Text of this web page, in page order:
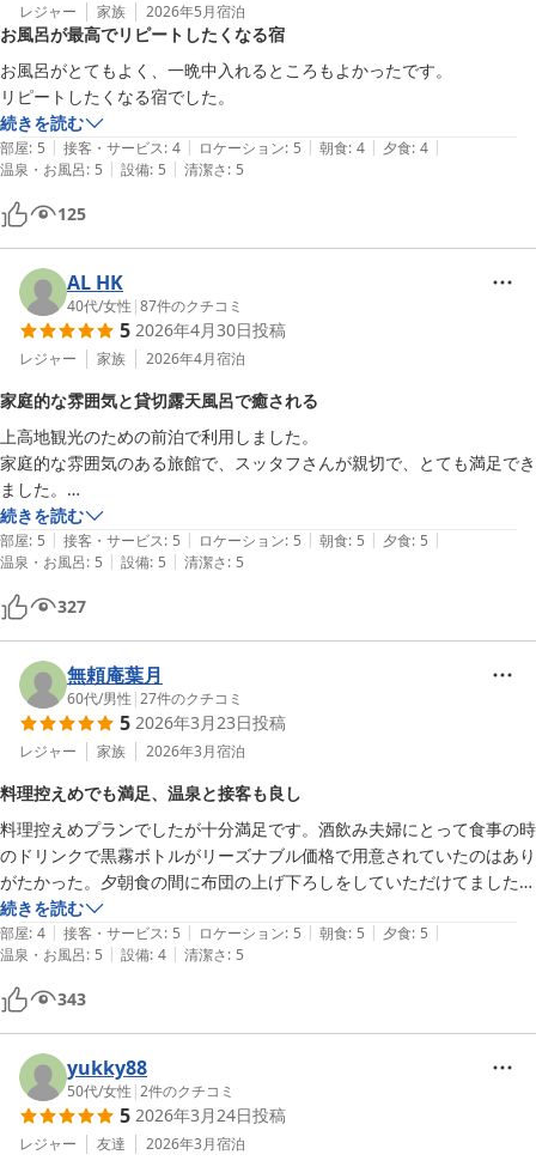
レジャー 家族 2026年5月宿泊
お風呂が最高でリピートしたくなる宿
お風呂がとてもよく、一晩中入れるところもよかったです。
リピートしたくなる宿でした。
続きを読む
部屋: 5 | 接客・サービス: 4 | ロケーション: 5 | 朝食: 4 | 夕食: 4 |
温泉・お風呂: 5 | 設備: 5 | 清潔さ: 5
125
AL HK
40代/女性 |87件のクチコミ
5 2026年4月30日投稿
レジャー 家族 2026年4月宿泊
家庭的な雰囲気と貸切露天風呂で癒される
上高地観光のための前泊で利用しました。
家庭的な雰囲気のある旅館で、スッタフさんが親切で、とても満足でき
ました。
夕飯は「少し控えめ」ですが品数多くお料理も飛騨牛やアユの塩焼き等
とても美味しかったです。
風呂は貸切露天風呂も利用できました 。源泉掛け流しく最高でした。
ありがとうございました。
お風呂は男女別と貸切露天風呂の2種類あって、タイミングよく貸切に
も入れて、香港からの移動の疲れを癒すことができました。
続きを読む
部屋: 5 | 接客・サービス: 5 | ロケーション: 5 | 朝食: 5 | 夕食: 5 |
温泉・お風呂: 5 | 設備: 5 | 清潔さ: 5
327
無頼庵葉月
60代/男性 |27件のクチコミ
5 2026年3月23日投稿
レジャー 家族 2026年3月宿泊
料理控えめでも満足、温泉と接客も良し
料理控えめプランでしたが十分満足です。酒飲み夫婦にとって食事の時
のドリンクで黒霧ボトルがリーズナブル価格で用意されていたのはあり
がたかった。夕朝食の間に布団の上げ下ろしをしていただけてました。
温泉は小さめですが貸し切り露天もあって満足。館内禁煙ですが駐車場
横に灰皿が用意されていますので喫煙者も安心です。大変温かい接客あ
りがとうございました。
続きを読む
部屋: 4 | 接客・サービス: 5 | ロケーション: 5 | 朝食: 5 | 夕食: 5 |
温泉・お風呂: 5 | 設備: 4 | 清潔さ: 5
343
yukky88
50代/女性 |2件のクチコミ
5 2026年3月24日投稿
レジャー 友達 2026年3月宿泊